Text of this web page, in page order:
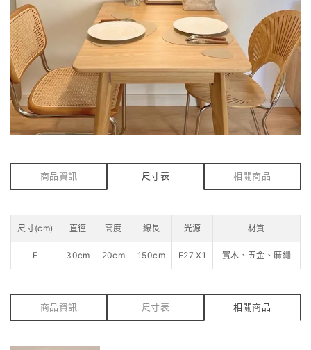
商品資訊 尺寸表 相關商品
尺寸(cm) 直徑 高度 線長 光源 材質
F 30cm 20cm 150cm E27 X1 實木、五金、麻繩
商品資訊 尺寸表 相關商品